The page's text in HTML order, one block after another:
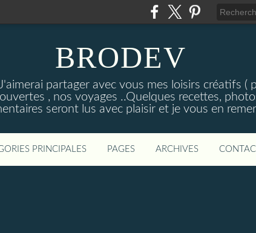
BRODEV
partager avec vous mes loisirs créatifs (
, nos voyages ..Quelques recettes,
seront lus avec plaisir et je vous en
PRINCIPALES PAGES ARCHIVES